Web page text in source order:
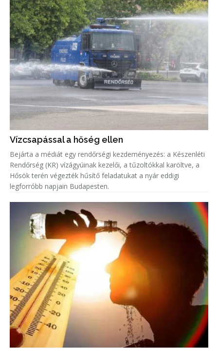
Vízcsapással a hőség ellen
Bejárta a médiát egy rendőrségi kezdeményezés: a Készenléti
Rendőrség (KR) vízágyúinak kezelői, a tűzoltókkal karöltve, a
Hősök terén végezték hűsítő feladatukat a nyár eddigi
legforróbb napjain Budapesten.